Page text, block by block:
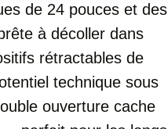
de 24 pouces et des
à décoller dans
rétractables de
technique sous
ouverture cache